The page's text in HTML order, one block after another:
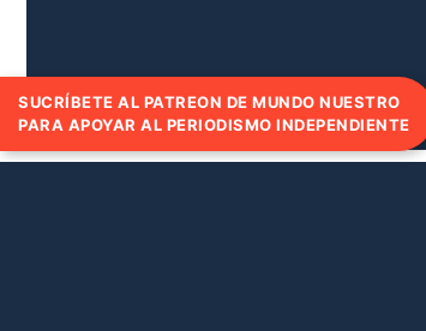
SUCRÍBETE AL PATREON DE MUNDO NUESTRO
PARA APOYAR AL PERIODISMO INDEPENDIENTE